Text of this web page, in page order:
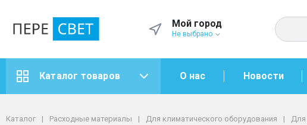
Мой город
Не выбрано
Каталог товаров О нас Новости
Каталог
Расходные материалы
Для вентиляционного оборудования
Каталог Расходные материалы Для климатического оборудования Для